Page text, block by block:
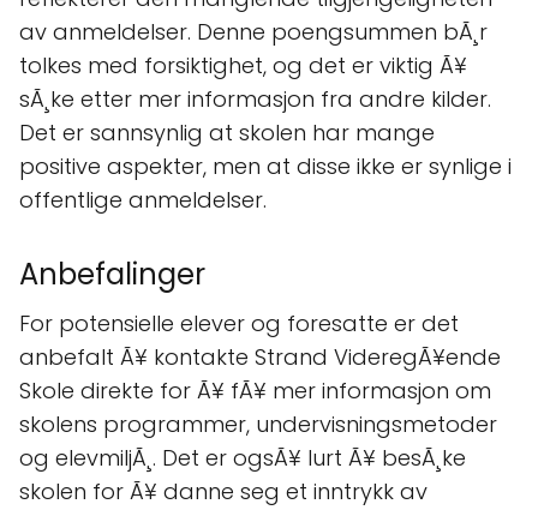
av anmeldelser. Denne poengsummen bÃ¸r
tolkes med forsiktighet, og det er viktig Ã¥
sÃ¸ke etter mer informasjon fra andre kilder.
Det er sannsynlig at skolen har mange
positive aspekter, men at disse ikke er synlige i
offentlige anmeldelser.
Anbefalinger
For potensielle elever og foresatte er det
anbefalt Ã¥ kontakte Strand VideregÃ¥ende
Skole direkte for Ã¥ fÃ¥ mer informasjon om
skolens programmer, undervisningsmetoder
og elevmiljÃ¸. Det er ogsÃ¥ lurt Ã¥ besÃ¸ke
skolen for Ã¥ danne seg et inntrykk av